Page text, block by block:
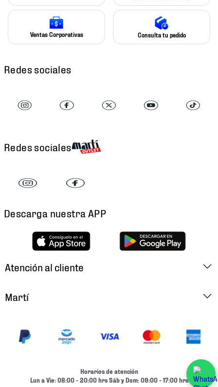
Ventas Corporativas Consulta tu pedido
Redes sociales
Redes sociales
Descarga nuestra APP
Atención al cliente
Cambios y Devoluciones
Martí
Ubica tu Tienda
Términos y Condiciones
Horarios de atención
Lun a Vie: 08:00 - 20:00 hrs Sáb y Dom: 09:00 - 17:00 hrs